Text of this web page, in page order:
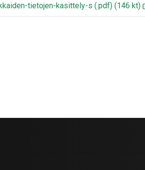
tietojen-kasittely-s (.pdf) (146 kt)